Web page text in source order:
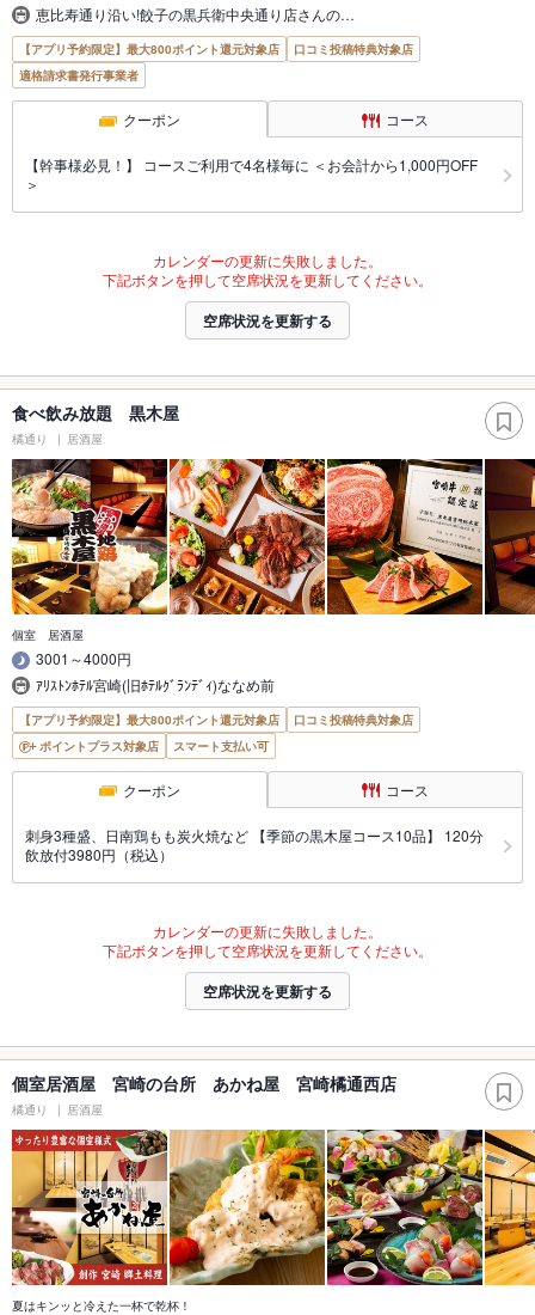
恵比寿通り沿い!餃子の黒兵衛中央通り店さんの…
【アプリ予約限定】最大800ポイント還元対象店
口コミ投稿特典対象店
適格請求書発行事業者
クーポン コース
【幹事様必見！】 コースご利用で4名様毎に ＜お会計から1,000円OFF
＞
カレンダーの更新に失敗しました。
下記ボタンを押して空席状況を更新してください。
空席状況を更新する
食べ飲み放題 黒木屋
橘通り 居酒屋
個室 居酒屋
3001～4000円
ｱﾘｽﾄﾝﾎﾃﾙ宮崎(旧ﾎﾃﾙｸﾞﾗﾝﾃﾞｨ)ななめ前
【アプリ予約限定】最大800ポイント還元対象店
口コミ投稿特典対象店
ポイントプラス対象店
スマート支払い可
クーポン コース
刺身3種盛、日南鶏もも炭火焼など 【季節の黒木屋コース10品】 120分
飲放付3980円（税込）
カレンダーの更新に失敗しました。
下記ボタンを押して空席状況を更新してください。
空席状況を更新する
個室居酒屋 宮崎の台所 あかね屋 宮崎橘通西店
橘通り 居酒屋
夏はキンッと冷えた一杯で乾杯！